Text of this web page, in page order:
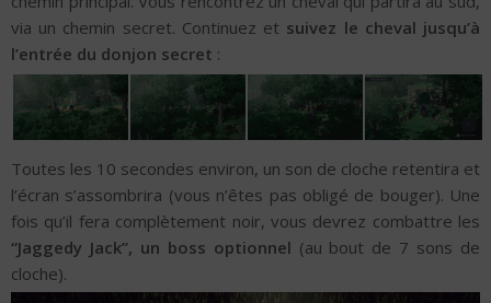
via un chemin secret. Continuez et suivez le cheval jusqu’à
l’entrée du donjon secret :
Toutes les 10 secondes environ, un son de cloche retentira et
l’écran s’assombrira (vous n’êtes pas obligé de bouger). Une
fois qu’il fera complètement noir, vous devrez combattre les
“Jaggedy Jack”, un boss optionnel (au bout de 7 sons de
cloche).